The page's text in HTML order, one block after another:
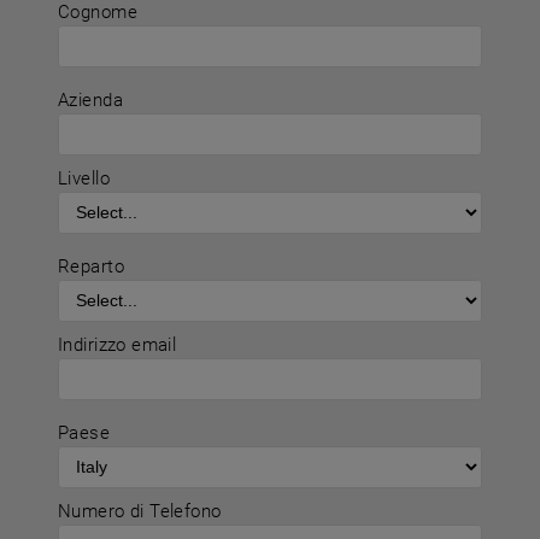
Cognome
Azienda
Livello
Reparto
Indirizzo email
Paese
Numero di Telefono